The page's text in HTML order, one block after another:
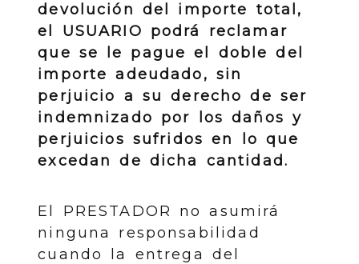
devolución del importe total,
el USUARIO podrá reclamar
que se le pague el doble del
importe adeudado, sin
perjuicio a su derecho de ser
indemnizado por los daños y
perjuicios sufridos en lo que
excedan de dicha cantidad.
El PRESTADOR no asumirá
ninguna responsabilidad
cuando la entrega del